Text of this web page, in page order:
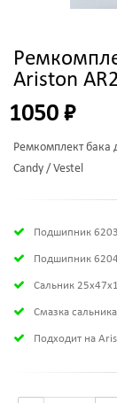
Ariston
1050 ₽
Ремкомплект
Candy / Vestel
Подшипник
Подшипник
Сальник
Смазка
Подходит на